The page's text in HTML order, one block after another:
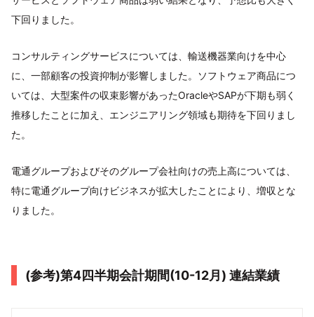
下回りました。
コンサルティングサービスについては、輸送機器業向けを中⼼
に、⼀部顧客の投資抑制が影響しました。ソフトウェア商品につ
いては、⼤型案件の収束影響があったOracleやSAPが下期も弱く
推移したことに加え、エンジニアリング領域も期待を下回りまし
た。
電通グループおよびそのグループ会社向けの売上⾼については、
特に電通グループ向けビジネスが拡⼤したことにより、増収とな
りました。
(参考)第4四半期会計期間(10-12⽉) 連結業績